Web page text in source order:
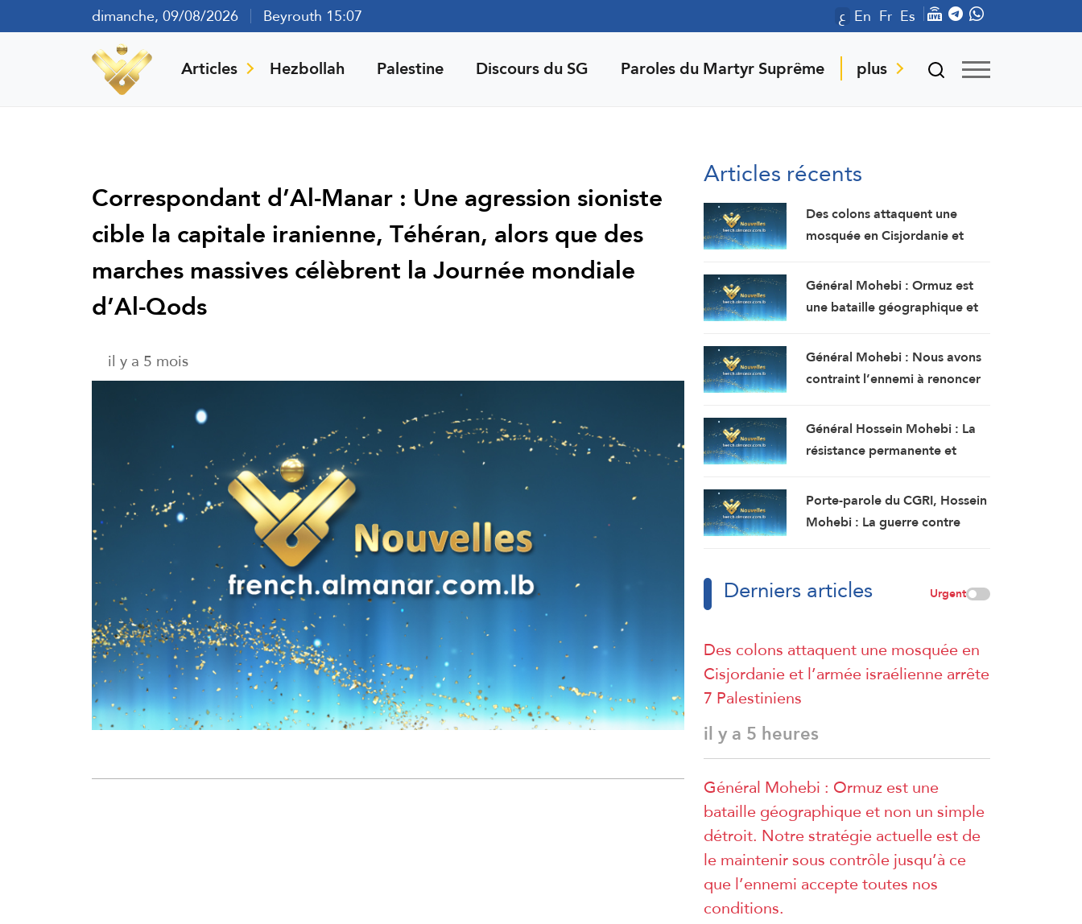
dimanche, 09/08/2026 Beyrouth 15:07 ع En Fr Es
Articles Hezbollah Palestine Discours du SG Paroles du Martyr Suprême plus
Correspondant d’Al-Manar : Une agression sioniste
cible la capitale iranienne, Téhéran, alors que des
marches massives célèbrent la Journée mondiale
d’Al-Qods
il y a 5 mois
Articles récents
Des colons attaquent une
mosquée en Cisjordanie et
Palestiniens
Général Mohebi : Ormuz est
une bataille géographique et
stratégie actuelle est de le
maintenir sous contrôle
Général Mohebi : Nous avons
contraint l’ennemi à renoncer
objectifs et à chercher à
réouvrir le détroit d’Ormuz.
Général Hossein Mohebi : La
résistance permanente et
de l’ennemi constituent notre
stratégie immuable et
inébranlable.
Porte-parole du CGRI, Hossein
Mohebi : La guerre contre
défaite sans avoir remporté le
Derniers articles Urgent
Des colons attaquent une mosquée en
Cisjordanie et l’armée israélienne arrête
7 Palestiniens
il y a 5 heures
Général Mohebi : Ormuz est une
bataille géographique et non un simple
détroit. Notre stratégie actuelle est de
le maintenir sous contrôle jusqu’à ce
que l’ennemi accepte toutes nos
conditions.